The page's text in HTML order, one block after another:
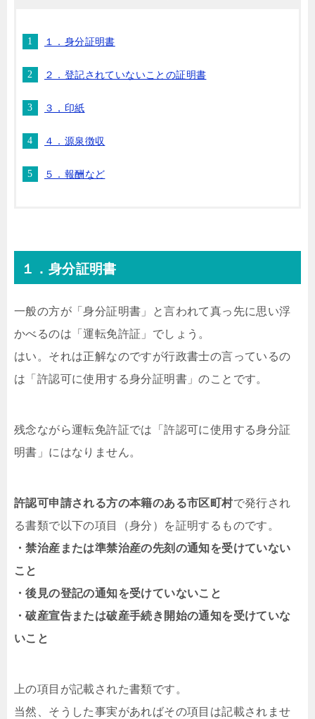
１．身分証明書
２．登記されていないことの証明書
３，印紙
４．源泉徴収
５．報酬など
１．身分証明書
一般の方が「身分証明書」と言われて真っ先に思い浮
かべるのは「運転免許証」でしょう。
はい。それは正解なのですが行政書士の言っているの
は「許認可に使用する身分証明書」のことです。
残念ながら運転免許証では「許認可に使用する身分証
明書」にはなりません。
許認可申請される方の本籍のある市区町村で発行され
る書類で以下の項目（身分）を証明するものです。
・禁治産または準禁治産の先刻の通知を受けていない
こと
・後見の登記の通知を受けていないこと
・破産宣告または破産手続き開始の通知を受けていな
いこと
上の項目が記載された書類です。
当然、そうした事実があればその項目は記載されませ